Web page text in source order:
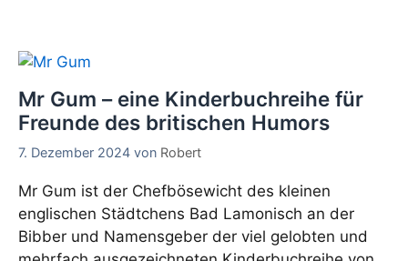
Mr Gum – eine Kinderbuchreihe für
Freunde des britischen Humors
7. Dezember 2024 von Robert
Mr Gum ist der Chefbösewicht des kleinen
englischen Städtchens Bad Lamonisch an der
Bibber und Namensgeber der viel gelobten und